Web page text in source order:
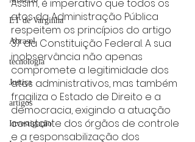
ET de Varginha
Abrasel
tecnologia
Justiça
artigos
Investigação
Assim, é imperativo que todos os
atos da Administração Pública
respeitem os princípios do artigo
37 da Constituição Federal. A sua
inobservância não apenas
compromete a legitimidade dos
atos administrativos, mas também
fragiliza o Estado de Direito e a
democracia, exigindo a atuação
constante dos órgãos de controle
e a responsabilização dos